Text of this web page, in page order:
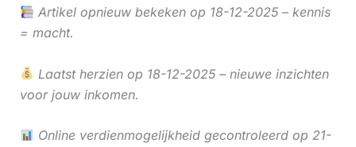
Artikel opnieuw bekeken op 18-12-2025 – kennis
= macht.
Laatst herzien op 18-12-2025 – nieuwe inzichten
voor jouw inkomen.
Online verdienmogelijkheid gecontroleerd op 21-